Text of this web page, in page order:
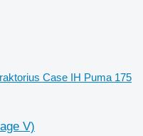
Case IH Puma 175
V)